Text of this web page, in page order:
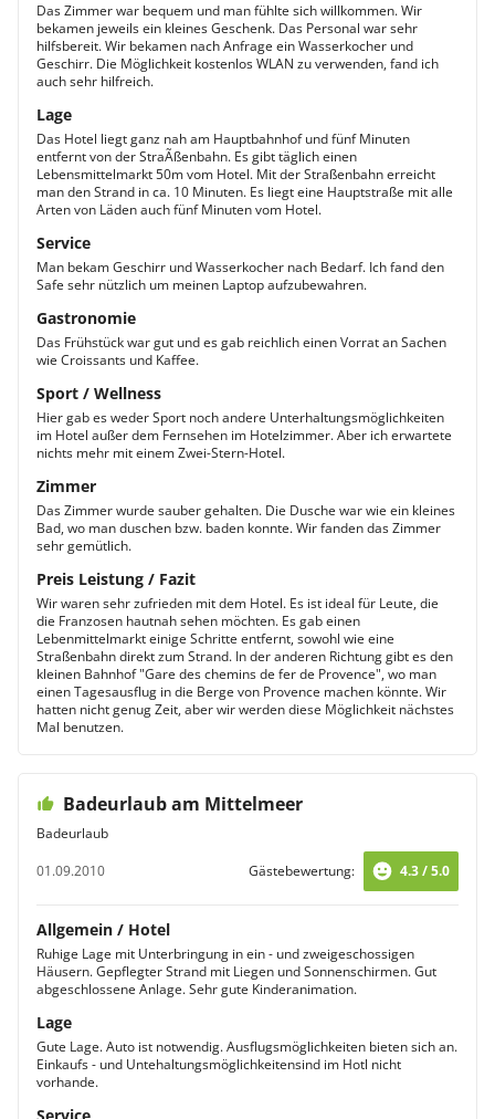
Das Zimmer war bequem und man fühlte sich willkommen. Wir
bekamen jeweils ein kleines Geschenk. Das Personal war sehr
hilfsbereit. Wir bekamen nach Anfrage ein Wasserkocher und
Geschirr. Die Möglichkeit kostenlos WLAN zu verwenden, fand ich
auch sehr hilfreich.
Lage
Das Hotel liegt ganz nah am Hauptbahnhof und fünf Minuten
entfernt von der StraÃßenbahn. Es gibt täglich einen
Lebensmittelmarkt 50m vom Hotel. Mit der Straßenbahn erreicht
man den Strand in ca. 10 Minuten. Es liegt eine Hauptstraße mit alle
Arten von Läden auch fünf Minuten vom Hotel.
Service
Man bekam Geschirr und Wasserkocher nach Bedarf. Ich fand den
Safe sehr nützlich um meinen Laptop aufzubewahren.
Gastronomie
Das Frühstück war gut und es gab reichlich einen Vorrat an Sachen
wie Croissants und Kaffee.
Sport / Wellness
Hier gab es weder Sport noch andere Unterhaltungsmöglichkeiten
im Hotel außer dem Fernsehen im Hotelzimmer. Aber ich erwartete
nichts mehr mit einem Zwei-Stern-Hotel.
Zimmer
Das Zimmer wurde sauber gehalten. Die Dusche war wie ein kleines
Bad, wo man duschen bzw. baden konnte. Wir fanden das Zimmer
sehr gemütlich.
Preis Leistung / Fazit
Wir waren sehr zufrieden mit dem Hotel. Es ist ideal für Leute, die
die Franzosen hautnah sehen möchten. Es gab einen
Lebenmittelmarkt einige Schritte entfernt, sowohl wie eine
Straßenbahn direkt zum Strand. In der anderen Richtung gibt es den
kleinen Bahnhof "Gare des chemins de fer de Provence", wo man
einen Tagesausflug in die Berge von Provence machen könnte. Wir
hatten nicht genug Zeit, aber wir werden diese Möglichkeit nächstes
Mal benutzen.
Badeurlaub am Mittelmeer
Badeurlaub
01.09.2010
Gästebewertung: 4.3 / 5.0
Allgemein / Hotel
Ruhige Lage mit Unterbringung in ein - und zweigeschossigen
Häusern. Gepflegter Strand mit Liegen und Sonnenschirmen. Gut
abgeschlossene Anlage. Sehr gute Kinderanimation.
Lage
Gute Lage. Auto ist notwendig. Ausflugsmöglichkeiten bieten sich an.
Einkaufs - und Untehaltungsmöglichkeitensind im Hotl nicht
vorhande.